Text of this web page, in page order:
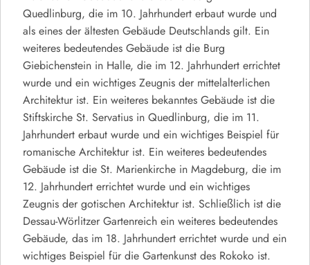
Quedlinburg, die im 10. Jahrhundert erbaut wurde und
als eines der ältesten Gebäude Deutschlands gilt. Ein
weiteres bedeutendes Gebäude ist die Burg
Giebichenstein in Halle, die im 12. Jahrhundert errichtet
wurde und ein wichtiges Zeugnis der mittelalterlichen
Architektur ist. Ein weiteres bekanntes Gebäude ist die
Stiftskirche St. Servatius in Quedlinburg, die im 11.
Jahrhundert erbaut wurde und ein wichtiges Beispiel für
romanische Architektur ist. Ein weiteres bedeutendes
Gebäude ist die St. Marienkirche in Magdeburg, die im
12. Jahrhundert errichtet wurde und ein wichtiges
Zeugnis der gotischen Architektur ist. Schließlich ist die
Dessau-Wörlitzer Gartenreich ein weiteres bedeutendes
Gebäude, das im 18. Jahrhundert errichtet wurde und ein
wichtiges Beispiel für die Gartenkunst des Rokoko ist.